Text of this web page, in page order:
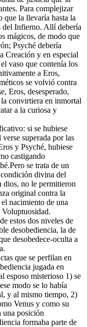
Para complejizar
que la llevaría hasta la
del Infierno. Allí debería
mágicos, de modo que
Psyché debería
Creación y en especial
vaso que contenía los
a Eros,
se volvió contra
Eros, desesperado,
convirtiera en inmortal
a la curiosa y
si se hubiese
superada por las
y Psyché, hubiese
castigando
se trata de un
divina del
dios, no le permitieron
original contra la
nacimiento de una
Voluptuosidad.
estos dos niveles de
desobediencia, la de
desobedece-oculta a
que se perfilan en
jugada en
esposo misterioso 1) se
modo se lo había
y al mismo tiempo, 2)
Venus y como su
una posición
formaba parte de